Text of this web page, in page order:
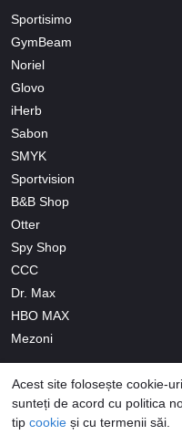
Sportisimo
GymBeam
Noriel
Glovo
iHerb
Sabon
SMYK
Sportvision
B&B Shop
Otter
Spy Shop
CCC
Dr. Max
HBO MAX
Mezoni
Acest site folosește cookie-
sunteți de acord cu politica
tip cookie și cu termenii săi.